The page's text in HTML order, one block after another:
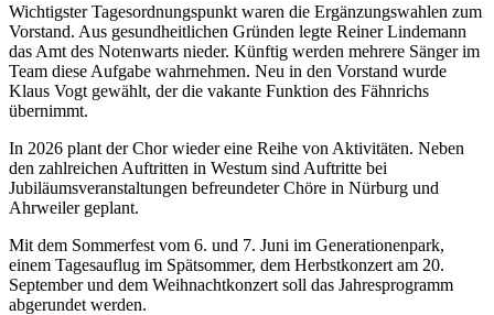
Wichtigster Tagesordnungspunkt waren die Ergänzungswahlen zum
Vorstand. Aus gesundheitlichen Gründen legte Reiner Lindemann
das Amt des Notenwarts nieder. Künftig werden mehrere Sänger im
Team diese Aufgabe wahrnehmen. Neu in den Vorstand wurde
Klaus Vogt gewählt, der die vakante Funktion des Fähnrichs
übernimmt.
In 2026 plant der Chor wieder eine Reihe von Aktivitäten. Neben
den zahlreichen Auftritten in Westum sind Auftritte bei
Jubiläumsveranstaltungen befreundeter Chöre in Nürburg und
Ahrweiler geplant.
Mit dem Sommerfest vom 6. und 7. Juni im Generationenpark,
einem Tagesauflug im Spätsommer, dem Herbstkonzert am 20.
September und dem Weihnachtkonzert soll das Jahresprogramm
abgerundet werden.